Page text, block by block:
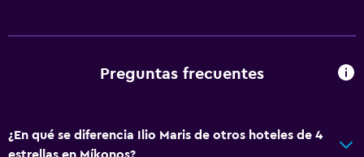
Preguntas frecuentes
¿En qué se diferencia Ilio Maris de otros hoteles de 4
estrellas en Míkonos?